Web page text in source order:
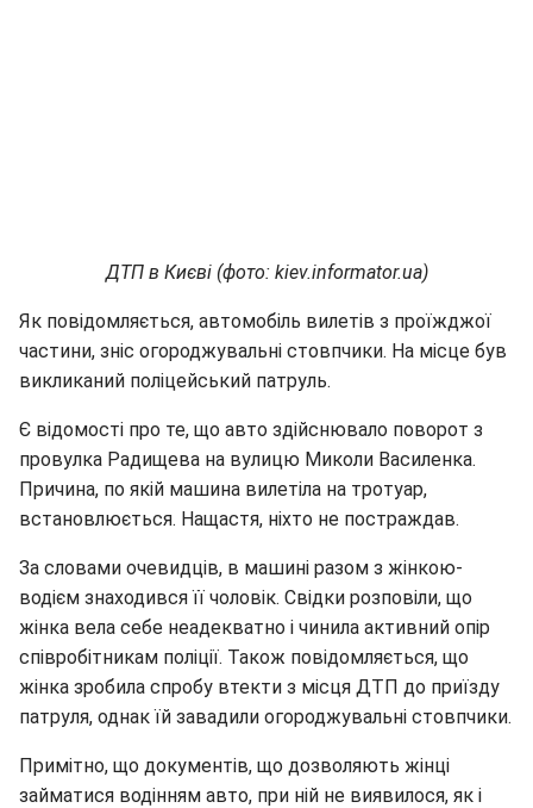
ДТП в Києві (фото: kiev.informator.ua)
Як повідомляється, автомобіль вилетів з проїжджої
частини, зніс огороджувальні стовпчики. На місце був
викликаний поліцейський патруль.
Є відомості про те, що авто здійснювало поворот з
провулка Радищева на вулицю Миколи Василенка.
Причина, по якій машина вилетіла на тротуар,
встановлюється. Нащастя, ніхто не постраждав.
За словами очевидців, в машині разом з жінкою-
водієм знаходився її чоловік. Свідки розповіли, що
жінка вела себе неадекватно і чинила активний опір
співробітникам поліції. Також повідомляється, що
жінка зробила спробу втекти з місця ДТП до приїзду
патруля, однак їй завадили огороджувальні стовпчики.
Примітно, що документів, що дозволяють жінці
займатися водінням авто, при ній не виявилося, як і